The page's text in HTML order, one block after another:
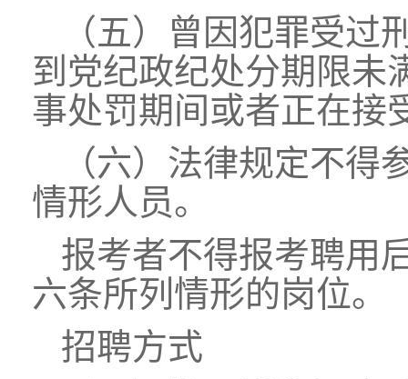
（五）曾因犯罪受
到党纪政纪处分期限未
事处罚期间或者正在接
（六）法律规定不
情形人员。
报考者不得报考聘用
六条所列情形的岗位。
招聘方式